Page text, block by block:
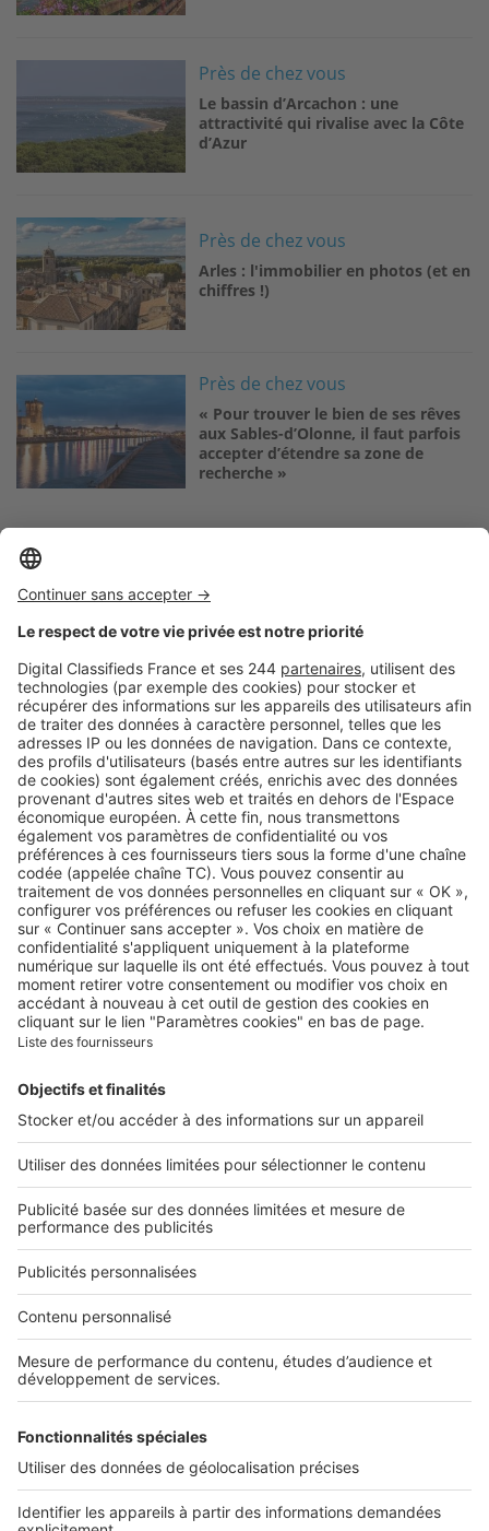
Près de chez vous
Le bassin d’Arcachon : une
attractivité qui rivalise avec la Côte
d’Azur
Image
Près de chez vous
Arles : l'immobilier en photos (et en
chiffres !)
Image Près de chez vous
« Pour trouver le bien de ses rêves
aux Sables-d’Olonne, il faut parfois
accepter d’étendre sa zone de
recherche »
Logic-Immo c’est aussi …
Retrouvez-nous sur …
A propos
Qui sommes-nous ?
Contacter le service client
Nous rejoindre
Presse
Nos applications
Découvrez nos applications
Services pro
Accès client
Informations légales